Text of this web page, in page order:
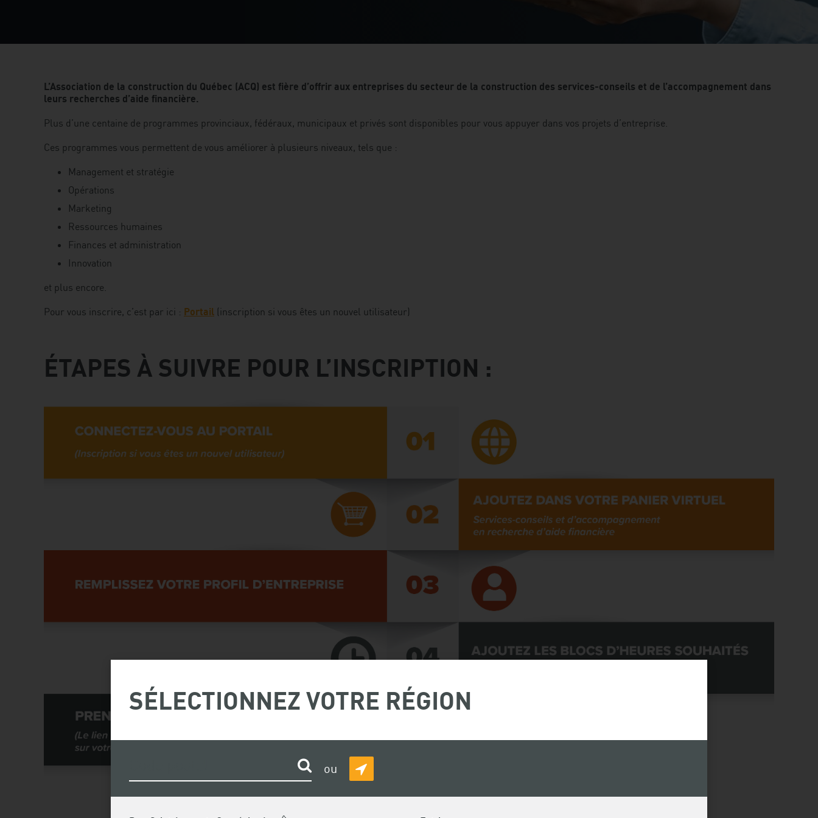
L’Association de la construction du Québec (ACQ) est fière d’offrir aux entreprises du secteur de la construction des services-conseils et de l’accompagnement dans
leurs recherches d’aide financière.
Plus d’une centaine de programmes provinciaux, fédéraux, municipaux et privés sont disponibles pour vous appuyer dans vos projets d’entreprise.
Ces programmes vous permettent de vous améliorer à plusieurs niveaux, tels que :
Management et stratégie
Opérations
Marketing
Ressources humaines
Finances et administration
Innovation
et plus encore.
Pour vous inscrire, c’est par ici : Portail (inscription si vous êtes un nouvel utilisateur)
ÉTAPES À SUIVRE POUR L’INSCRIPTION :
SÉLECTIONNEZ VOTRE RÉGION
Rechercher
ou
DÉTECTER
MA